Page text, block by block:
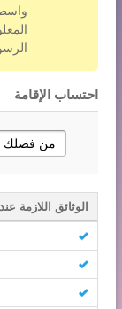
احتساب الإقامة
الوثائق اللازمة